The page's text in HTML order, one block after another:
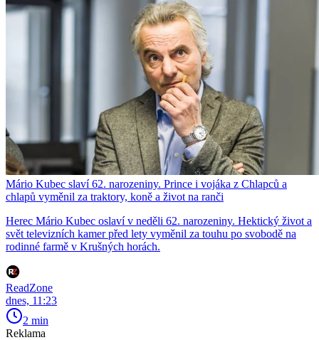
Mário Kubec slaví 62. narozeniny. Prince i vojáka z Chlapců a
chlapů vyměnil za traktory, koně a život na ranči
Herec Mário Kubec oslaví v neděli 62. narozeniny. Hektický život a
svět televizních kamer před lety vyměnil za touhu po svobodě na
rodinné farmě v Krušných horách.
ReadZone
dnes, 11:23
2 min
Reklama